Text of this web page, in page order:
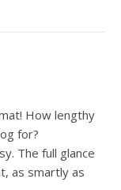
How lengthy
for?
The full glance
as smartly as